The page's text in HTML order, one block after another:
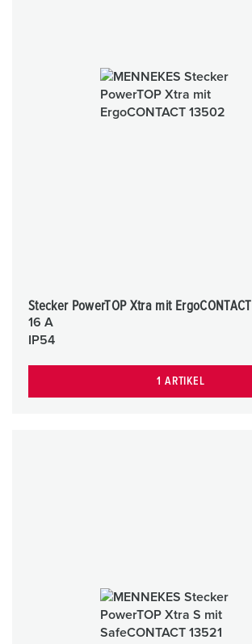
Stecker PowerTOP Xtra mit ErgoCONTACT
16 A
IP54
1 ARTIKEL